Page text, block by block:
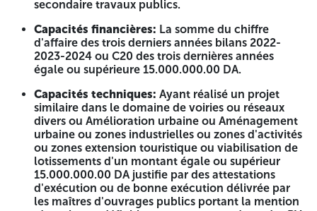
L'ARCHITECTURE
ET DE LA CONSTRUCTION
NIF : 424024000018159
AVIS D'APPEL D'OFFRES NATIONAL
OUVERT AVEC EXIGENCE DE
CAPACITES MINIMALES N° 15/2026
La Direction de L'Urbanisme de L'Architecture et de la
Construction de la Wilaya de Jijel lance un Avis d'appel
d'offres national ouvert avec exigence de capacités
minimales pour la réalisation du projet :
secondaire travaux publics.
Capacités financières: La somme du chiffre
d'affaire des trois derniers années bilans 2022-
2023-2024 ou C20 des trois dernières années
égale ou supérieure 15.000.000.00 DA.
Capacités techniques: Ayant réalisé un projet
similaire dans le domaine de voiries ou réseaux
divers ou Amélioration urbaine ou Aménagement
urbaine ou zones industrielles ou zones d'activités
ou zones extension touristique ou viabilisation de
lotissements d'un montant égale ou supérieur
15.000.000.00 DA justifie par des attestations
d'exécution ou de bonne exécution délivrée par
les maîtres d'ouvrages publics portant la mention